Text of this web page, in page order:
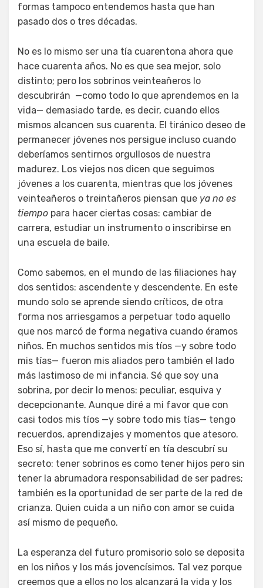
formas tampoco entendemos hasta que han
pasado dos o tres décadas.
No es lo mismo ser una tía cuarentona ahora que
hace cuarenta años. No es que sea mejor, solo
distinto; pero los sobrinos veinteañeros lo
descubrirán —como todo lo que aprendemos en la
vida— demasiado tarde, es decir, cuando ellos
mismos alcancen sus cuarenta. El tiránico deseo de
permanecer jóvenes nos persigue incluso cuando
deberíamos sentirnos orgullosos de nuestra
madurez. Los viejos nos dicen que seguimos
jóvenes a los cuarenta, mientras que los jóvenes
veinteañeros o treintañeros piensan que ya no es
tiempo para hacer ciertas cosas: cambiar de
carrera, estudiar un instrumento o inscribirse en
una escuela de baile.
Como sabemos, en el mundo de las filiaciones hay
dos sentidos: ascendente y descendente. En este
mundo solo se aprende siendo críticos, de otra
forma nos arriesgamos a perpetuar todo aquello
que nos marcó de forma negativa cuando éramos
niños. En muchos sentidos mis tíos —y sobre todo
mis tías— fueron mis aliados pero también el lado
más lastimoso de mi infancia. Sé que soy una
sobrina, por decir lo menos: peculiar, esquiva y
decepcionante. Aunque diré a mi favor que con
casi todos mis tíos —y sobre todo mis tías— tengo
recuerdos, aprendizajes y momentos que atesoro.
Eso sí, hasta que me convertí en tía descubrí su
secreto: tener sobrinos es como tener hijos pero sin
tener la abrumadora responsabilidad de ser padres;
también es la oportunidad de ser parte de la red de
crianza. Quien cuida a un niño con amor se cuida
así mismo de pequeño.
La esperanza del futuro promisorio solo se deposita
en los niños y los más jovencísimos. Tal vez porque
creemos que a ellos no los alcanzará la vida y los